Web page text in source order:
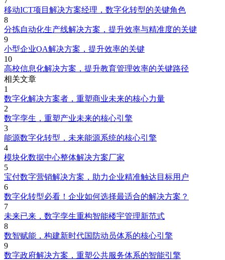
移动ICT项目解决方案经理，数字化转型的关键角色
8
分拣自动化生产线解决方案，提升效率与精准度的关键
9
小型企业OA解决方案，提升效率的关键
10
高校信息化解决方案，提升教育管理效率的关键路径
相关文章
1
数字化解决方案者，重塑商业未来的核心力量
2
数字孪生，重塑产业未来的核心引擎
3
能源数字化转型，未来能源系统的核心引擎
4
模块化数据中心整体解决方案厂家
5
宝付数字营销解决方案，助力企业精准触达目标用户
6
数字化转型必看！企业如何选择最适合的解决方案？
7
未来已来，数字孪生重构智能楼宇管理新范式
8
数智赋能，构建新时代国防动员体系的核心引擎
9
数字政府解决方案，重塑公共服务体系的智能引擎